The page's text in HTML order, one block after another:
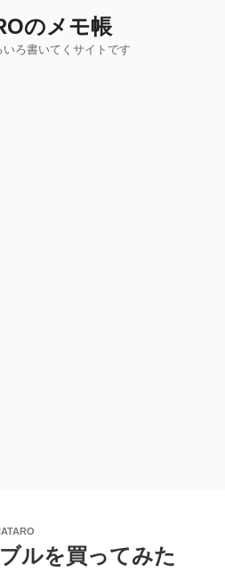
のメモ帳
ろ書いてくサイトです
ルを買ってみた